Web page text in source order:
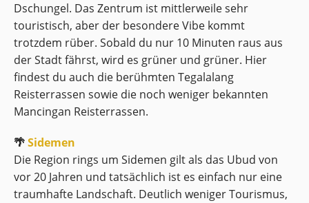
Dschungel. Das Zentrum ist mittlerweile sehr
touristisch, aber der besondere Vibe kommt
trotzdem rüber. Sobald du nur 10 Minuten raus aus
der Stadt fährst, wird es grüner und grüner. Hier
findest du auch die berühmten Tegalalang
Reisterrassen sowie die noch weniger bekannten
Mancingan Reisterrassen.
🌴Sidemen
Die Region rings um Sidemen gilt als das Ubud von
vor 20 Jahren und tatsächlich ist es einfach nur eine
traumhafte Landschaft. Deutlich weniger Tourismus,